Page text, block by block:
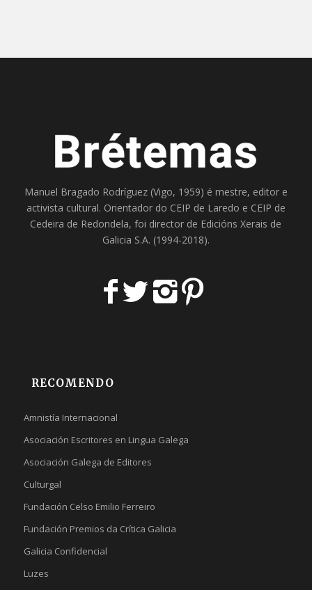
Manuel Bragado Rodríguez (Vigo, 1959) é mestre, editor e
activista cultural. Orientador do CEIP de Laredo e CEIP de
Cedeira de Redondela, foi director de Edicións Xerais de
Galicia S.A. (1994-2018).
RECOMENDO
Amnistía Internacional
Asociación Escritores en Lingua Galega
Asociación Galega de Editores
Culturgal
Fundación Celso Emilio Ferreiro
Fundación Premios da Crítica Galicia
Galicia Confidencial
Luzes